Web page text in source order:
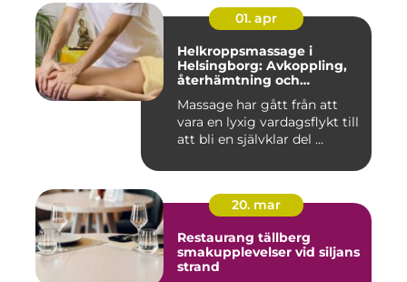
01. apr
Helkroppsmassage i
Helsingborg: Avkoppling,
återhämtning och
Massage har gått från att
vara en lyxig vardagsflykt till
att bli en självklar del ...
20. mar
Restaurang tällberg
smakupplevelser vid siljans
strand